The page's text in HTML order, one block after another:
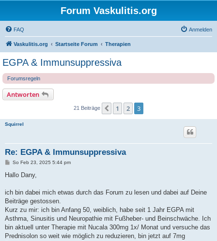
Forum Vaskulitis.org
FAQ Anmelden
Vaskulitis.org Startseite Forum Therapien
EGPA & Immunsuppressiva
Forumsregeln
Antworten
21 Beiträge Vorherige
1 2 3
Squirrel
Re: EGPA & Immunsuppressiva
B
i
a
So Feb 23, 2025 5:44 pm
Hallo Dany,
ich bin dabei mich etwas durch das Forum zu lesen und dabei auf Deine
Beiträge gestossen.
Kurz zu mir: ich bin Anfang 50, weiblich, habe seit 1 Jahr EGPA mit
Asthma, Sinusitis und Neuropathie mit Fußheber- und Beinschwäche. Ich
bin aktuell unter Therapie mit Nucala 300mg 1x/ Monat und versuche das
Prednisolon so weit wie möglich zu reduzieren, bin jetzt auf 7mg